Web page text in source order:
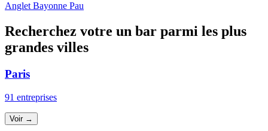
Anglet Bayonne Pau
Recherchez votre un bar parmi les plus
grandes villes
Paris
91 entreprises
Voir →